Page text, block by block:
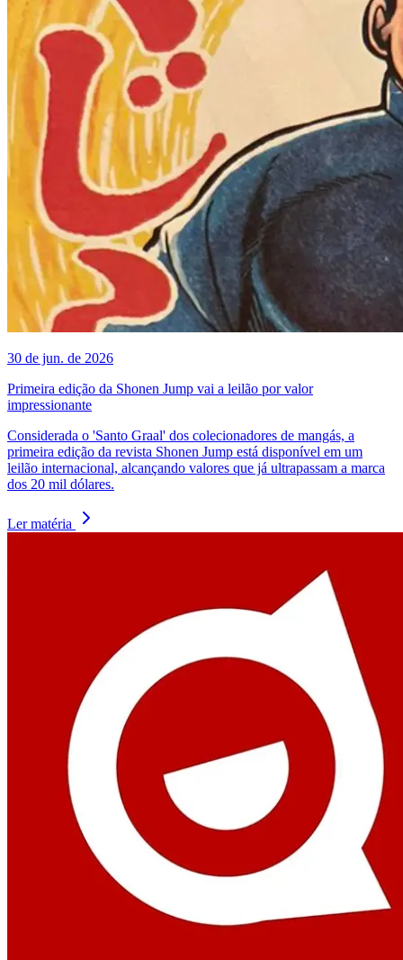
30 de jun. de 2026
Primeira edição da Shonen Jump vai a leilão por valor
impressionante
Considerada o 'Santo Graal' dos colecionadores de mangás, a
primeira edição da revista Shonen Jump está disponível em um
leilão internacional, alcançando valores que já ultrapassam a marca
dos 20 mil dólares.
Ler matéria